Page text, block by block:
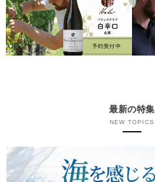
最新の特集
NEW TOPICS